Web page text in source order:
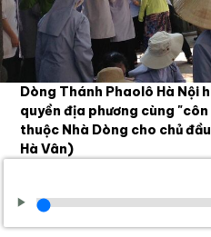
Dòng Thánh Phaolô Hà Nội
quyền địa phương cùng
thuộc Nhà Dòng cho chủ
Hà Vân)